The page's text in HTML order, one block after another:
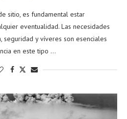
sitio, es fundamental estar
eventualidad. Las necesidades
seguridad y víveres son esenciales
en este tipo …